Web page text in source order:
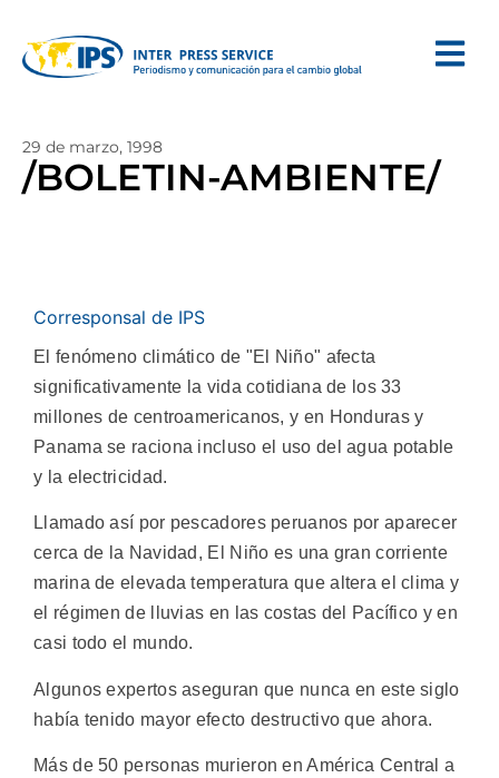
29 de marzo, 1998
/BOLETIN-AMBIENTE/
Corresponsal de IPS
El fenómeno climático de "El Niño" afecta
significativamente la vida cotidiana de los 33
millones de centroamericanos, y en Honduras y
Panama se raciona incluso el uso del agua potable
y la electricidad.
Llamado así por pescadores peruanos por aparecer
cerca de la Navidad, El Niño es una gran corriente
marina de elevada temperatura que altera el clima y
el régimen de lluvias en las costas del Pacífico y en
casi todo el mundo.
Algunos expertos aseguran que nunca en este siglo
había tenido mayor efecto destructivo que ahora.
Más de 50 personas murieron en América Central a